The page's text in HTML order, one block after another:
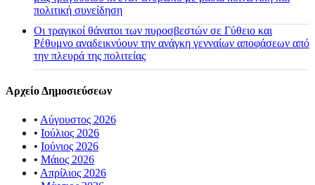
πολιτική συνείδηση
Οι τραγικοί θάνατοι των πυροσβεστών σε Γύθειο και
Ρέθυμνο αναδεικνύουν την ανάγκη γενναίων αποφάσεων από
την πλευρά της πολιτείας
Αρχείο Δημοσιεύσεων
• Αύγουστος 2026
• Ιούλιος 2026
• Ιούνιος 2026
• Μάιος 2026
• Απρίλιος 2026